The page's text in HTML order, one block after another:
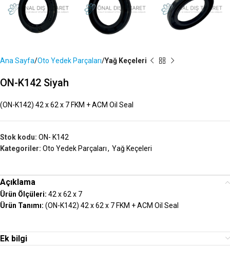
Ana Sayfa Oto Yedek Parçaları Yağ Keçeleri
ON-K142 Siyah
(ON-K142) 42 x 62 x 7 FKM + ACM Oil Seal
Stok kodu: ON- K142
Kategoriler: Oto Yedek Parçaları, Yağ Keçeleri
Açıklama
Ürün Ölçüleri: 42 x 62 x 7
Ürün Tanımı: (ON-K142) 42 x 62 x 7 FKM + ACM Oil Seal
Ek bilgi